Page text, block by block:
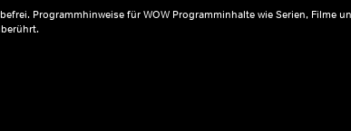
Programmhinweise für WOW Programminhalte wie Serien, Filme